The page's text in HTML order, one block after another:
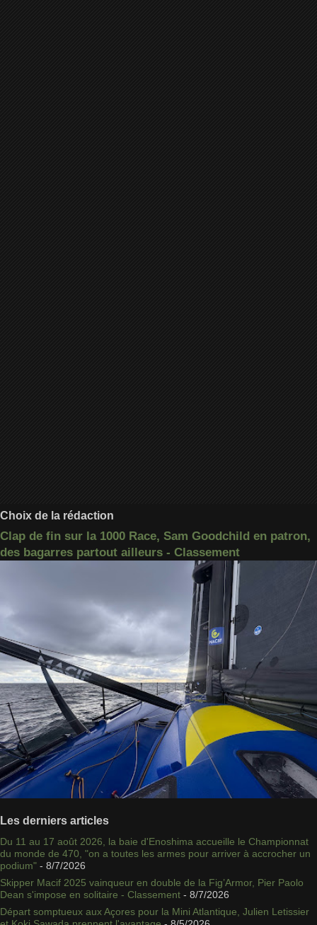
Choix de la rédaction
Clap de fin sur la 1000 Race, Sam Goodchild en patron,
des bagarres partout ailleurs - Classement
Les derniers articles
Du 11 au 17 août 2026, la baie d'Enoshima accueille le Championnat
du monde de 470, "on a toutes les armes pour arriver à accrocher un
podium" - 8/7/2026
Skipper Macif 2025 vainqueur en double de la Fig’Armor, Pier Paolo
Dean s'impose en solitaire - Classement - 8/7/2026
Départ somptueux aux Açores pour la Mini Atlantique, Julien Letissier